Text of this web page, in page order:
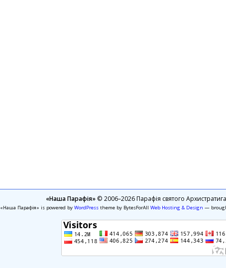
«Наша Парафія»© 2006–2026 Парафія святого
«Наша Парафія» is powered by WordPresstheme by BytesForAll Web Hosting & Design —